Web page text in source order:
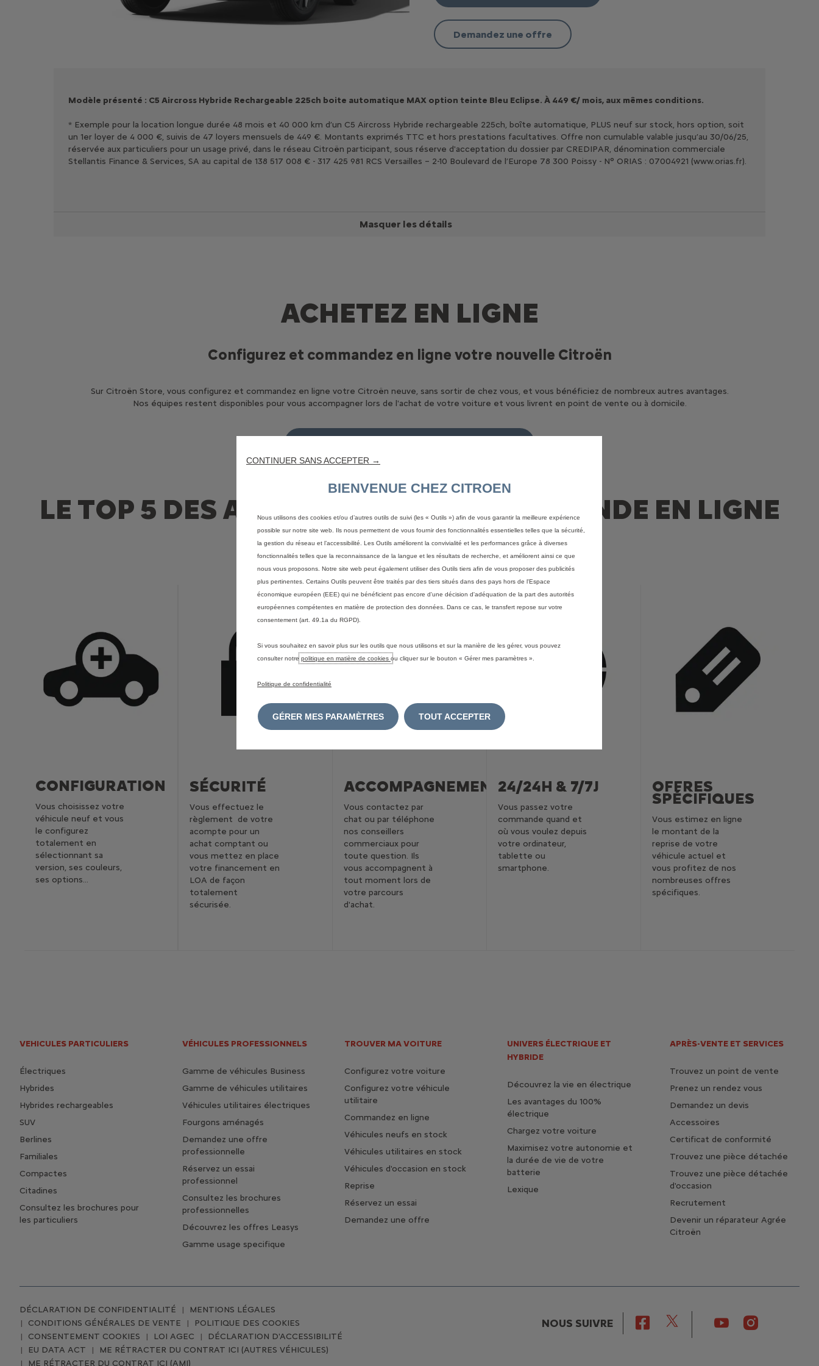
Demandez une offre
Modèle présenté : C5 Aircross Hybride Rechargeable 225ch boite automatique MAX option teinte Bleu Eclipse. À 449 €/ mois, aux mêmes conditions.
* Exemple pour la location longue durée 48 mois et 40 000 km d’un C5 Aircross Hybride rechargeable 225ch, boîte automatique, PLUS neuf sur stock, hors option, soit
un 1er loyer de 4 000 €, suivis de 47 loyers mensuels de 449 €. Montants exprimés TTC et hors prestations facultatives. Offre non cumulable valable jusqu’au 30/06/25,
réservée aux particuliers pour un usage privé, dans le réseau Citroën participant, sous réserve d'acceptation du dossier par CREDIPAR, dénomination commerciale
Stellantis Finance & Services, SA au capital de 138 517 008 € - 317 425 981 RCS Versailles – 2-10 Boulevard de l’Europe 78 300 Poissy - N° ORIAS : 07004921 (www.orias.fr).
Masquer les détails
ACHETEZ EN LIGNE
Configurez et commandez en ligne votre nouvelle Citroën
Sur Citroën Store, vous configurez et commandez en ligne votre Citroën neuve, sans sortir de chez vous, et vous bénéficiez de nombreux autres avantages.
Nos équipes restent disponibles pour vous accompagner lors de l'achat de votre voiture et vous livrent en point de vente ou à domicile.
LE TOP 5 DES AVANTAGES DE LA COMMANDE EN LIGNE
Votre Citroën depuis votre domicile
CONFIGURATION
Vous choisissez votre
véhicule neuf et vous
le configurez
totalement en
sélectionnant sa
version, ses couleurs,
ses options…
SÉCURITÉ
Vous effectuez le
règlement de votre
acompte pour un
achat comptant ou
vous mettez en place
votre financement en
LOA de façon
totalement
sécurisée.
ACCOMPAGNEMENT
Vous contactez par
chat ou par téléphone
nos conseillers
commerciaux pour
toute question. Ils
vous accompagnent à
tout moment lors de
votre parcours
d'achat.
24/24H & 7/7J
Vous passez votre
commande quand et
où vous voulez depuis
votre ordinateur,
tablette ou
smartphone.
OFFRES
SPÉCIFIQUES
Vous estimez en ligne
le montant de la
reprise de votre
véhicule actuel et
vous profitez de nos
nombreuses offres
spécifiques.
VEHICULES PARTICULIERS
Électriques
Hybrides
Hybrides rechargeables
SUV
Berlines
Familiales
Compactes
Citadines
Consultez les brochures pour
les particuliers
VÉHICULES PROFESSIONNELS
Gamme de véhicules Business
Gamme de véhicules utilitaires
Véhicules utilitaires électriques
Fourgons aménagés
Demandez une offre
professionnelle
Réservez un essai
professionnel
Consultez les brochures
professionnelles
Découvrez les offres Leasys
Gamme usage specifique
TROUVER MA VOITURE
Configurez votre voiture
Configurez votre véhicule
utilitaire
Commandez en ligne
Véhicules neufs en stock
Véhicules utilitaires en stock
Véhicules d'occasion en stock
Reprise
Réservez un essai
Demandez une offre
UNIVERS ÉLECTRIQUE ET
HYBRIDE
Découvrez la vie en électrique
Les avantages du 100%
électrique
Chargez votre voiture
Maximisez votre autonomie et
la durée de vie de votre
batterie
Lexique
APRÈS-VENTE ET SERVICES
Trouvez un point de vente
Prenez un rendez vous
Demandez un devis
Accessoires
Certificat de conformité
Trouvez une pièce détachée
Trouvez une pièce détachée
d'occasion
Recrutement
Devenir un réparateur Agrée
Citroën
NOUS SUIVRE
DÉCLARATION DE CONFIDENTIALITÉ
MENTIONS LÉGALES
CONDITIONS GÉNÉRALES DE VENTE
POLITIQUE DES COOKIES
CONSENTEMENT COOKIES
LOI AGEC
DÉCLARATION D'ACCESSIBILITÉ
EU DATA ACT
ME RÉTRACTER DU CONTRAT ICI (AUTRES VÉHICULES)
ME RÉTRACTER DU CONTRAT ICI (AMI)
CONTINUER SANS ACCEPTER →
BIENVENUE CHEZ CITROEN
Nous utilisons des cookies et/ou d’autres outils de suivi (les « Outils ») afin de vous garantir la meilleure expérience
possible sur notre site web. Ils nous permettent de vous fournir des fonctionnalités essentielles telles que la sécurité,
la gestion du réseau et l’accessibilité. Les Outils améliorent la convivialité et les performances grâce à diverses
fonctionnalités telles que la reconnaissance de la langue et les résultats de recherche, et améliorent ainsi ce que
nous vous proposons. Notre site web peut également utiliser des Outils tiers afin de vous proposer des publicités
plus pertinentes. Certains Outils peuvent être traités par des tiers situés dans des pays hors de l'Espace
économique européen (EEE) qui ne bénéficient pas encore d'une décision d'adéquation de la part des autorités
européennes compétentes en matière de protection des données. Dans ce cas, le transfert repose sur votre
consentement (art. 49.1a du RGPD).
Si vous souhaitez en savoir plus sur les outils que nous utilisons et sur la manière de les gérer, vous pouvez
consulter notre politique en matière de cookies ou cliquer sur le bouton « Gérer mes paramètres ».
Politique de confidentialité
GÉRER MES PARAMÈTRES TOUT ACCEPTER